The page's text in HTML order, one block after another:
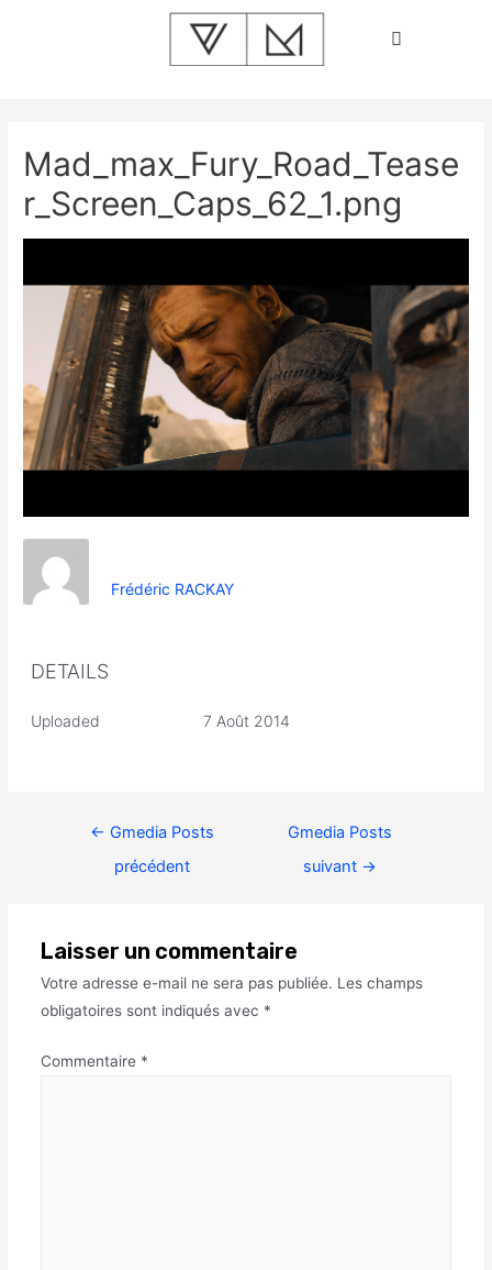
Mad_max_Fury_Road_Tease
r_Screen_Caps_62_1.png
Frédéric RACKAY
DETAILS
Uploaded 7 Août 2014
← Gmedia Posts
précédent
Gmedia Posts
suivant →
Laisser un commentaire
Votre adresse e-mail ne sera pas publiée. Les champs
obligatoires sont indiqués avec *
Commentaire *